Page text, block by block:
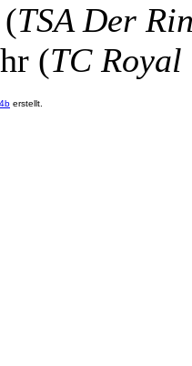
TSA Der
(TC Royal
erstellt.